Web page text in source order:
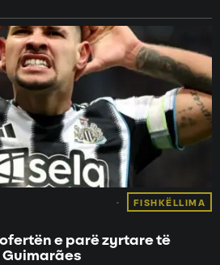
FISHKËLLIMA
e parë zyrtare të